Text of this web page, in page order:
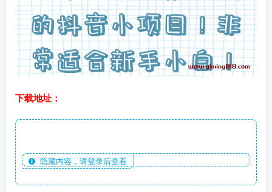
下载地址：
隐藏内容，请登录后查看